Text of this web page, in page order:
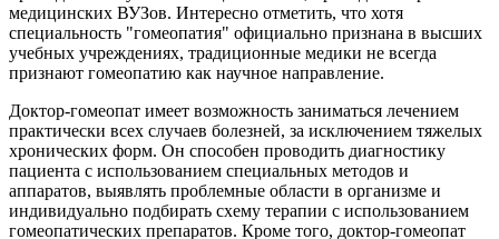
медицинских ВУЗов. Интересно отметить, что хотя
специальность "гомеопатия" официально признана в высших
учебных учреждениях, традиционные медики не всегда
признают гомеопатию как научное направление.
Доктор-гомеопат имеет возможность заниматься лечением
практически всех случаев болезней, за исключением тяжелых
хронических форм. Он способен проводить диагностику
пациента с использованием специальных методов и
аппаратов, выявлять проблемные области в организме и
индивидуально подбирать схему терапии с использованием
гомеопатических препаратов. Кроме того, доктор-гомеопат